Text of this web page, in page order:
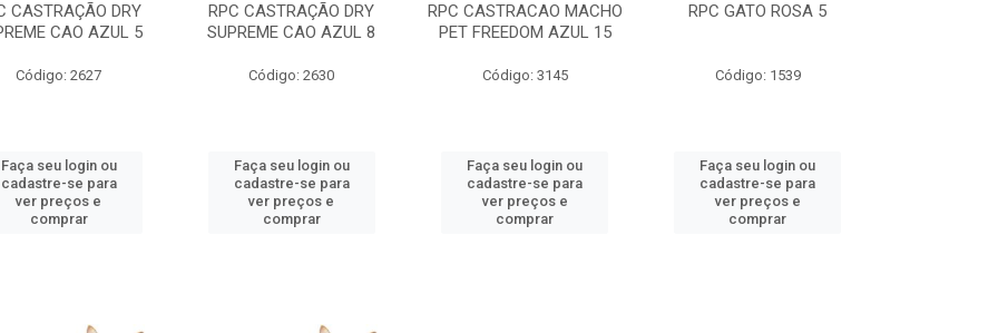
CASTRAÇÃO DRY
CAO AZUL 5
Código: 2627
Faça seu login ou
cadastre-se para
ver preços e
comprar
RPC CASTRAÇÃO DRY
SUPREME CAO AZUL 8
Código: 2630
Faça seu login ou
cadastre-se para
ver preços e
comprar
RPC CASTRACAO MACHO
PET FREEDOM AZUL 15
Código: 3145
Faça seu login ou
cadastre-se para
ver preços e
comprar
RPC GATO ROSA 5
Código: 1539
Faça seu login ou
cadastre-se para
ver preços e
comprar